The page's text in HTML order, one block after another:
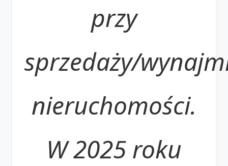
przy
sprzedaży/
nieruchomości.
W 2025 roku